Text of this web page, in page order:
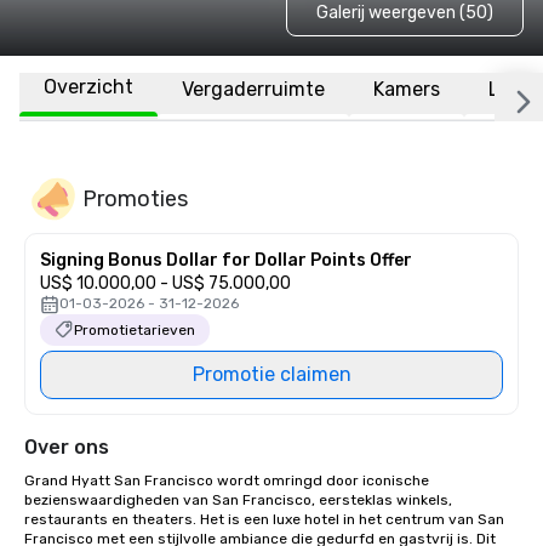
Galerij weergeven (50)
Overzicht Vergaderruimte Kamers
Promoties
Signing Bonus Dollar for Dollar Points Offer
US$ 10.000,00 - US$ 75.000,00
01-03-2026 - 31-12-2026
Promotietarieven
Promotie claimen
Over ons
Grand Hyatt San Francisco wordt omringd door iconische
bezienswaardigheden van San Francisco, eersteklas winkels,
restaurants en theaters. Het is een luxe hotel in het centrum van San
Francisco met een stijlvolle ambiance die gedurfd en gastvrij is. Dit